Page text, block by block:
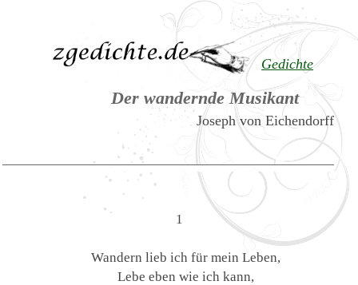
Gedichte
Der wandernde Musikant
Joseph von Eichendorff
1
Wandern lieb ich für mein Leben,
Lebe eben wie ich kann,